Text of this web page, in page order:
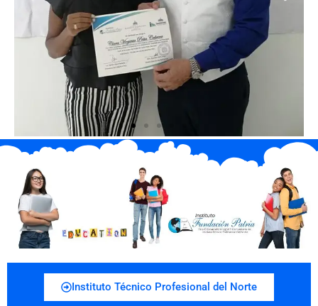
Instituto Técnico Profesional del Norte